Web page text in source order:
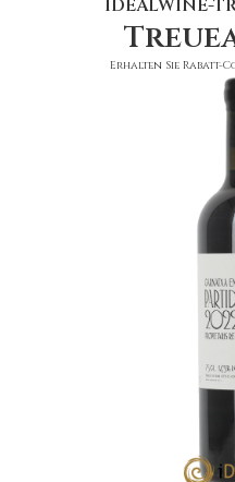
IDEALWINE-
Erhalten Sie Rabatt-